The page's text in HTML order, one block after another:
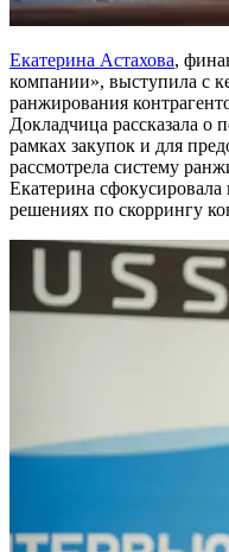
Екатерина Астахова,
компании», выступила с
ранжирования
Докладчица рассказала о
рамках закупок и для
рассмотрела систему
Екатерина
решениях по скоррингу